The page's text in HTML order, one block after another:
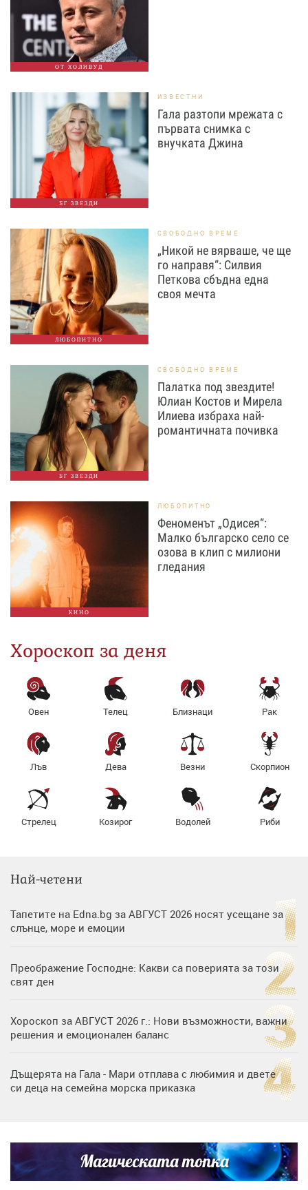
ОТ ХОЛИВУД
БГ ЗВЕЗДИ
ИЗВЕСТНИ
Гала разтопи мрежата с
първата снимка с
внучката Джина
ЛЮБОПИТНО
СВОБОДНО ВРЕМЕ
„Никой не вярваше, че ще
го направя“: Силвия
Петкова сбъдна една
своя мечта
БГ ЗВЕЗДИ
СВОБОДНО ВРЕМЕ
Палатка под звездите!
Юлиан Костов и Мирела
Илиева избраха най-
романтичната почивка
КИНО
ЛЮБОПИТНО
Феноменът „Одисея“:
Малко българско село се
озова в клип с милиони
гледания
Хороскоп за деня
Овен Телец Близнаци Рак
Лъв Дева Везни Скорпион
Стрелец Козирог Водолей Риби
Най-четени
Тапетите на Edna.bg за АВГУСТ 2026 носят усещане за
слънце, море и емоции
Преображение Господне: Какви са поверията за този
свят ден
Хороскоп за АВГУСТ 2026 г.: Нови възможности, важни
решения и емоционален баланс
Дъщерята на Гала - Мари отплава с любимия и двете
си деца на семейна морска приказка
Димов издадоха своето любимо място
Дъщерята на Тодор Батков вдигна сватба, Стоичков и
Магическата топка